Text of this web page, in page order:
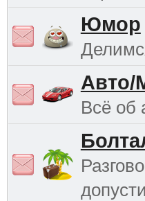
Юмор
Авто/
Всё об